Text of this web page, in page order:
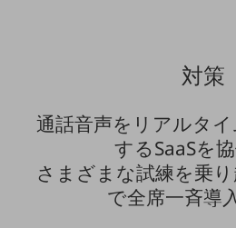
その他の業界はこちら
ゲーム感覚で見つける
ビジネスお悩み診断
NTTドコモビジネス
対策
通話音声をリアルタ
するSaaSを
さまざまな試練を乗
で全席一斉導